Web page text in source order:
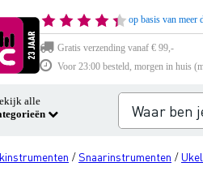
op basis van meer
Gratis verzending vanaf € 99,-
Voor 23:00 besteld, morgen in huis
alle
/Snaarinstrumenten /